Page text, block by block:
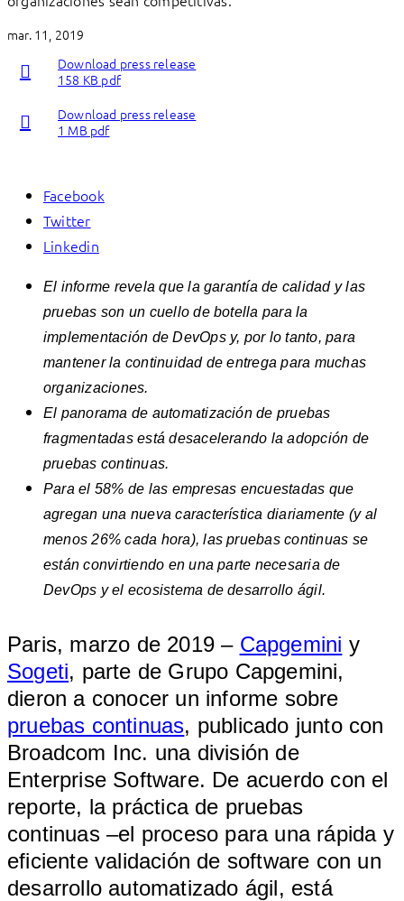
mar. 11, 2019
Download press release
158 KB pdf
Download press release
1 MB pdf
Facebook
Twitter
Linkedin
El informe revela que la garantía de calidad y las
pruebas son un cuello de botella para la
implementación de DevOps y, por lo tanto, para
mantener la continuidad de entrega para muchas
organizaciones.
El panorama de automatización de pruebas
fragmentadas está desacelerando la adopción de
pruebas continuas.
Para el 58% de las empresas encuestadas que
agregan una nueva característica diariamente (y al
menos 26% cada hora), las pruebas continuas se
están convirtiendo en una parte necesaria de
DevOps y el ecosistema de desarrollo ágil.
Paris, marzo de 2019– Capgemini y
Sogeti, parte de Grupo Capgemini,
dieron a conocer un informe sobre
pruebas continuas, publicado junto con
Broadcom Inc. una división de
Enterprise Software. De acuerdo con el
reporte, la práctica de pruebas
continuas –el proceso para una rápida y
eficiente validación de software con un
desarrollo automatizado ágil, está